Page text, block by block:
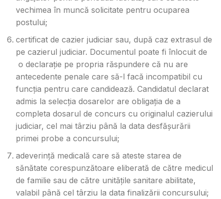
vechimea în muncă solicitate pentru ocuparea
postului;
certificat de cazier judiciar sau, după caz extrasul de
pe cazierul judiciar. Documentul poate fi înlocuit de
o declarație pe propria răspundere că nu are
antecedente penale care să-l facă incompatibil cu
funcția pentru care candidează. Candidatul declarat
admis la selecția dosarelor are obligația de a
completa dosarul de concurs cu originalul cazierului
judiciar, cel mai târziu până la data desfășurării
primei probe a concursului;
adeverință medicală care să ateste starea de
sănătate corespunzătoare eliberată de către medicul
de familie sau de către unitățile sanitare abilitate,
valabil până cel târziu la data finalizării concursului;